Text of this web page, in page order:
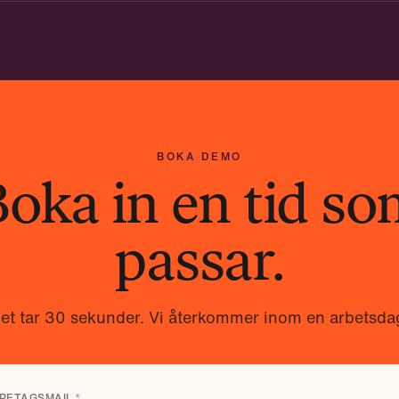
BOKA DEMO
in en tid
passar.
tar 30 sekunder. Vi återkommer inom en